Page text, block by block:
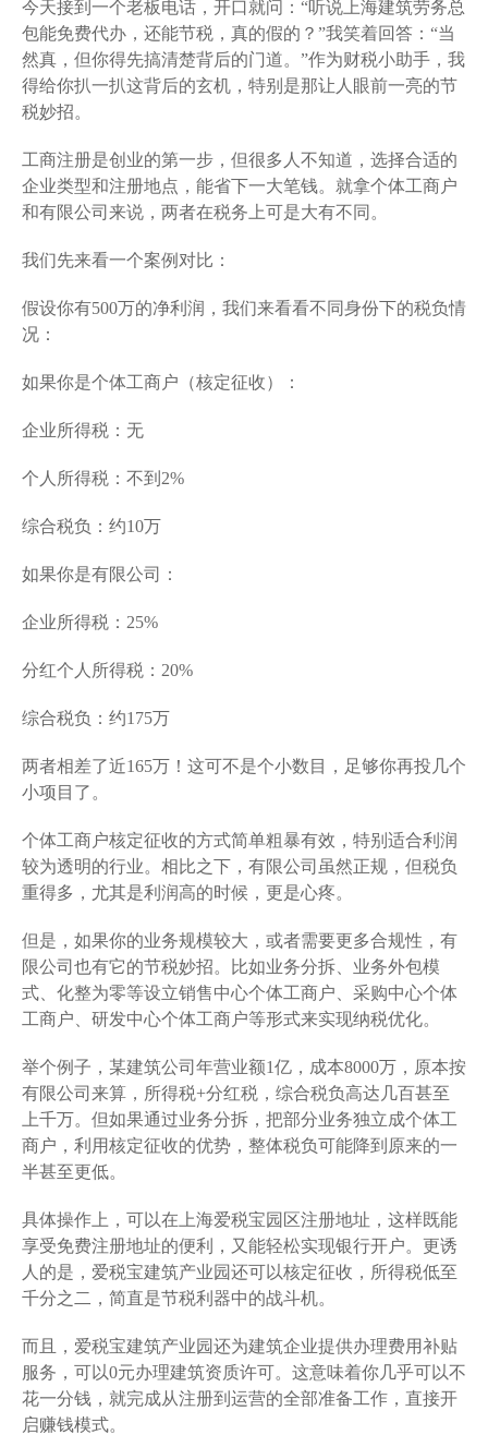
今天接到一个老板电话，开口就问：“听说上海建筑劳务总
包能免费代办，还能节税，真的假的？”我笑着回答：“当
然真，但你得先搞清楚背后的门道。”作为财税小助手，我
得给你扒一扒这背后的玄机，特别是那让人眼前一亮的节
税妙招。
工商注册是创业的第一步，但很多人不知道，选择合适的
企业类型和注册地点，能省下一大笔钱。就拿个体工商户
和有限公司来说，两者在税务上可是大有不同。
我们先来看一个案例对比：
假设你有500万的净利润，我们来看看不同身份下的税负情
况：
如果你是个体工商户（核定征收）：
企业所得税：无
个人所得税：不到2%
综合税负：约10万
如果你是有限公司：
企业所得税：25%
分红个人所得税：20%
综合税负：约175万
两者相差了近165万！这可不是个小数目，足够你再投几个
小项目了。
个体工商户核定征收的方式简单粗暴有效，特别适合利润
较为透明的行业。相比之下，有限公司虽然正规，但税负
重得多，尤其是利润高的时候，更是心疼。
但是，如果你的业务规模较大，或者需要更多合规性，有
限公司也有它的节税妙招。比如业务分拆、业务外包模
式、化整为零等设立销售中心个体工商户、采购中心个体
工商户、研发中心个体工商户等形式来实现纳税优化。
举个例子，某建筑公司年营业额1亿，成本8000万，原本按
有限公司来算，所得税+分红税，综合税负高达几百甚至
上千万。但如果通过业务分拆，把部分业务独立成个体工
商户，利用核定征收的优势，整体税负可能降到原来的一
半甚至更低。
具体操作上，可以在上海爱税宝园区注册地址，这样既能
享受免费注册地址的便利，又能轻松实现银行开户。更诱
人的是，爱税宝建筑产业园还可以核定征收，所得税低至
千分之二，简直是节税利器中的战斗机。
而且，爱税宝建筑产业园还为建筑企业提供办理费用补贴
服务，可以0元办理建筑资质许可。这意味着你几乎可以不
花一分钱，就完成从注册到运营的全部准备工作，直接开
启赚钱模式。